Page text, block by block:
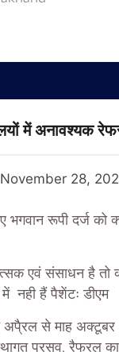
में अनावश्यक
November 28,
भगवान रूपी दर्ज को
एवं संसाधन है तो
में नही हैं पैशेंटः डीएम
अपै्रल से माह
प्रसव, रैफरल का